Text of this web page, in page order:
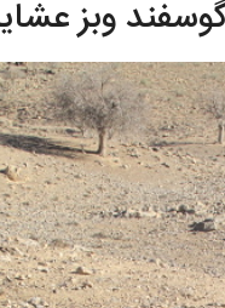
وبز